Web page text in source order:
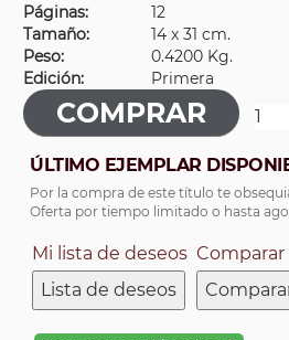
Páginas:
12
Tamaño:
14 x 31 cm.
Peso:
0.4200 Kg.
Edición:
Primera
ÚLTIMO EJEMPLAR
Por la compra de este título te
Oferta por tiempo limitado o hasta
Mi lista de deseos
Lista de deseos
Comparar